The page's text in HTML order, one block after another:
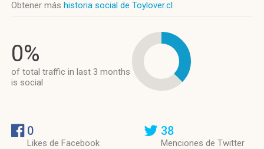
Obtener más historia social de Toylover.cl
0%
of total traffic in last 3 months
is social
0
Likes de Facebook
38
Menciones de Twitter